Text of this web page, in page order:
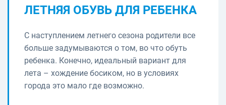
ЛЕТНЯЯ ОБУВЬ ДЛЯ РЕБЕНКА
С наступлением летнего сезона родители все
больше задумываются о том, во что обуть
ребенка. Конечно, идеальный вариант для
лета – хождение босиком, но в условиях
города это мало где возможно.